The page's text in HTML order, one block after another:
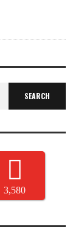
3,580